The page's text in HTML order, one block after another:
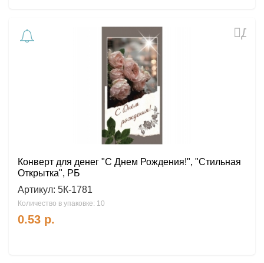
Конверт для денег "С Днем Рождения!", "Стильная
Открытка", РБ
Артикул: 5К-1781
Количество в упаковке: 10
0.53 р.